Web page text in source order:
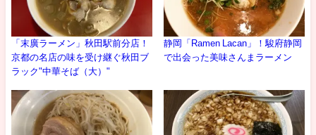
「末廣ラーメン」秋田駅前分店！
京都の名店の味を受け継ぐ秋田ブ
ラック"中華そば（大）"
静岡「Ramen Lacan」！駿府静岡
で出会った美味さんまラーメン